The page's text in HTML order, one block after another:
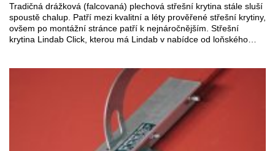
Tradičná drážková (falcovaná) plechová střešní krytina stále sluší
spoustě chalup. Patří mezi kvalitní a léty prověřené střešní krytiny,
ovšem po montážní stránce patří k nejnáročnějším. Střešní
krytina Lindab Click, kterou má Lindab v nabídce od loňského…